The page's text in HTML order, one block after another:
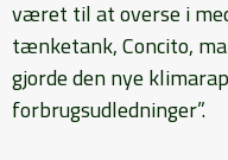
været til at overse i
tænketank, Concito,
gjorde den nye
forbrugsudledninger”.